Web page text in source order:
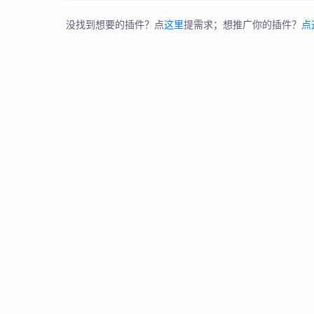
没找到想要的插件？点这里提需求；想推广你的插件？